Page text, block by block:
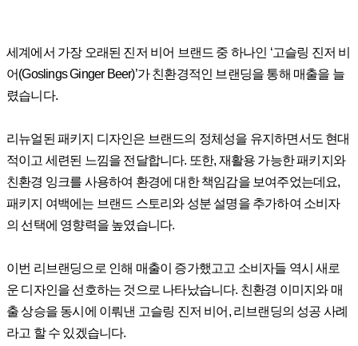
세계에서 가장 오래된 진저 비어 브랜드 중 하나인 ‘고슬링 진저 비
어(Goslings Ginger Beer)’가 친환경적인 브랜딩을 통해 매출을 늘
렸습니다.
리뉴얼된 패키지 디자인은 브랜드의 정체성을 유지하면서도 현대
적이고 세련된 느낌을 전달합니다. 또한, 재활용 가능한 패키지와
친환경 잉크를 사용하여 환경에 대한 책임감을 보여주었는데요,
패키지 여백에는 브랜드 스토리와 성분 설명을 추가하여 소비자
의 선택에 영향력을 높였습니다.
이번 리브랜딩으로 인해 매출이 증가했고고 소비자들 역시 새로
운 디자인을 선호하는 것으로 나타났습니다. 친환경 이미지와 매
출 상승을 동시에 이뤄낸 고슬링 진저 비어, 리브랜딩의 성공 사례
라고 할 수 있겠습니다.